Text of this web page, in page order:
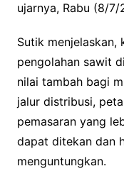
ujarnya, Rabu (8/7/
Sutik menjelaskan,
pengolahan sawit
nilai tambah bagi
jalur distribusi,
pemasaran yang
dapat ditekan dan
menguntungkan.